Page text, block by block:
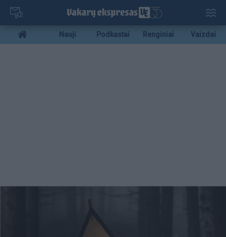
Pereiti
pagrindinį
turinį
Mobile
menu
Nauji Podkastai Renginiai Vaizdai